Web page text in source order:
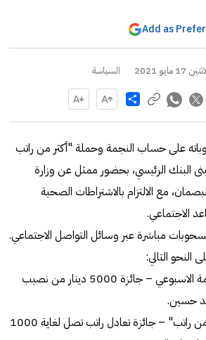
Add as
17 مايو 2021 السياسة
Share
على حساب النجمة وحملة "أكثر من راتب
في مبنى البنك الرئيسي، بحضور ممثل عن وزارة
مع الالتزام بالاشتراطات الصحية
الاجتماعي.
مباشرة عبر وسائل التواصل الاجتماعي.
التالي:
أولا: سحب حساب النجمة الاسبوعي – جائزة 5000 دينار من نصيب
حسين.
ثانيا: سحب حملة "أكثر من راتب" – جائزة تعادل راتب تصل لغاية 1000